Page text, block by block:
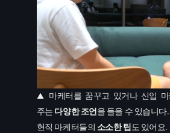
▲ 마케터를 꿈꾸고 있거나 신입
주는 다양한 조언 을 들을 수 있습니다.
현직 마케터들의 소소한 팁 도 있어요.